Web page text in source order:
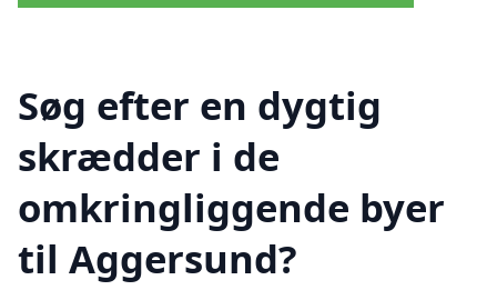
Søg efter en dygtig
skrædder i de
omkringliggende byer
til Aggersund?